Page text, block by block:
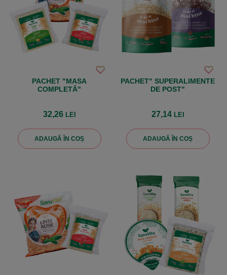
PACHET "MASA
COMPLETĂ"
32,26 LEI
ADAUGĂ ÎN COȘ
PACHET" SUPERALIMENTE
DE POST"
27,14 LEI
ADAUGĂ ÎN COȘ